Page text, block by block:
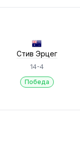
Стив Эрцег
14-4
Победа